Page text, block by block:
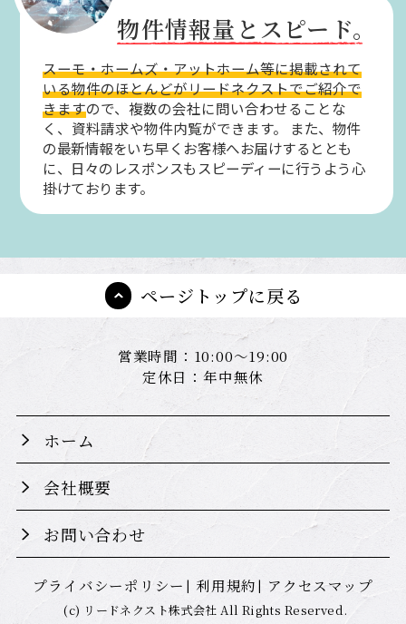
物件情報量とスピード。
スーモ・ホームズ・アットホーム等に掲載されて
いる物件のほとんどがリードネクストでご紹介で
きますので、複数の会社に問い合わせることな
く、資料請求や物件内覧ができます。
また、物件
の最新情報をいち早くお客様へお届けするととも
に、日々のレスポンスもスピーディーに行うよう心
掛けております。
ページトップに戻る
営業時間：10:00～19:00
定休日：年中無休
ホーム
会社概要
お問い合わせ
プライバシーポリシー 利用規約 アクセスマップ
(c) リードネクスト株式会社 All Rights Reserved.